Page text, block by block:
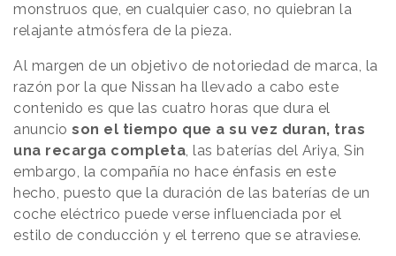
monstruos que, en cualquier caso, no quiebran la
relajante atmósfera de la pieza.
Al margen de un objetivo de notoriedad de marca, la
razón por la que Nissan ha llevado a cabo este
contenido es que las cuatro horas que dura el
anuncio son el tiempo que a su vez duran, tras
una recarga completa, las baterías del Ariya, Sin
embargo, la compañía no hace énfasis en este
hecho, puesto que la duración de las baterías de un
coche eléctrico puede verse influenciada por el
estilo de conducción y el terreno que se atraviese.